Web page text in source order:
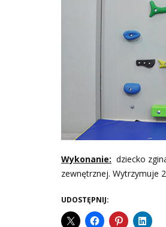
Wykonanie: dziecko
zewnętrznej. Wytrzymuje
UDOSTĘPNIJ: